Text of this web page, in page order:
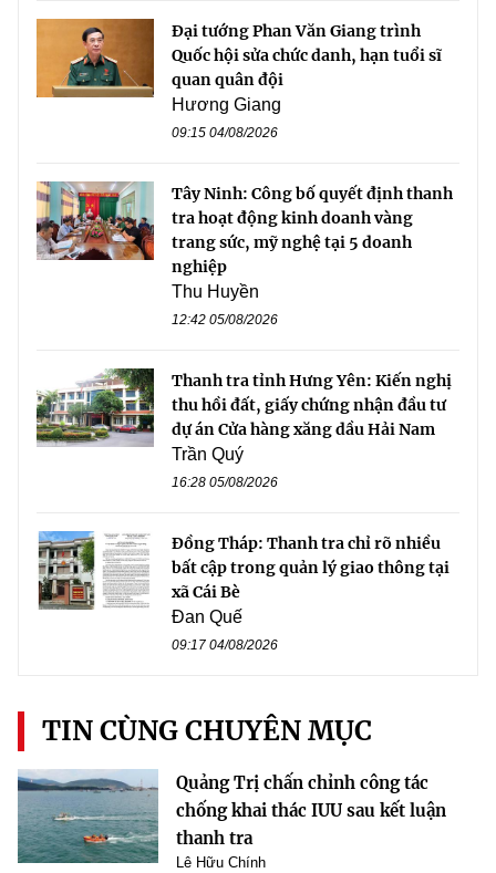
Đại tướng Phan Văn Giang trình
Quốc hội sửa chức danh, hạn tuổi sĩ
quan quân đội
Hương Giang
09:15 04/08/2026
Tây Ninh: Công bố quyết định thanh
tra hoạt động kinh doanh vàng
trang sức, mỹ nghệ tại 5 doanh
nghiệp
Thu Huyền
12:42 05/08/2026
Thanh tra tỉnh Hưng Yên: Kiến nghị
thu hồi đất, giấy chứng nhận đầu tư
dự án Cửa hàng xăng dầu Hải Nam
Trần Quý
16:28 05/08/2026
Đồng Tháp: Thanh tra chỉ rõ nhiều
bất cập trong quản lý giao thông tại
xã Cái Bè
Đan Quế
09:17 04/08/2026
TIN CÙNG CHUYÊN MỤC
Quảng Trị chấn chỉnh công tác
chống khai thác IUU sau kết luận
thanh tra
Lê Hữu Chính